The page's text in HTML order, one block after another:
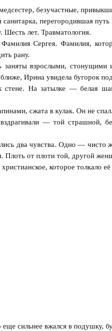
безучастные,
перегородившая путь
лет. Травматология.
Сергея. Фамилия,
рану.
заняты взрослыми,
Ирина увидела бугорок
стене. На затылке — белая
сжата в кулак. Он не спал.
— той страшной,
два чувства. Одно — чисто
Плоть от плоти той, другой
которое толкало
сильнее вжался в подушку,